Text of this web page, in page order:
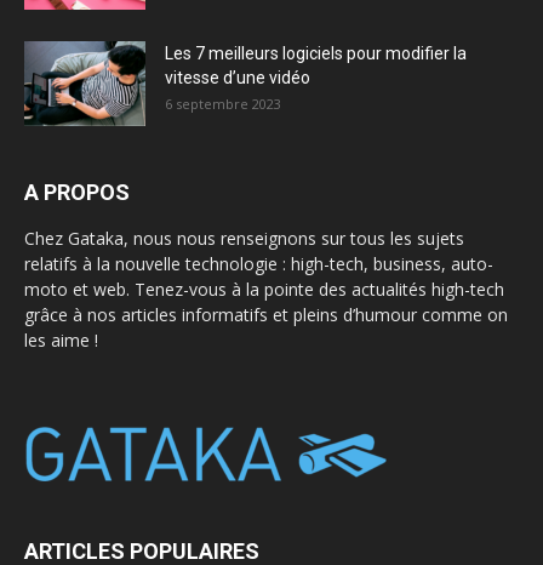
Les 7 meilleurs logiciels pour modifier la
vitesse d’une vidéo
6 septembre 2023
A PROPOS
Chez Gataka, nous nous renseignons sur tous les sujets
relatifs à la nouvelle technologie : high-tech, business, auto-
moto et web. Tenez-vous à la pointe des actualités high-tech
grâce à nos articles informatifs et pleins d’humour comme on
les aime !
ARTICLES POPULAIRES